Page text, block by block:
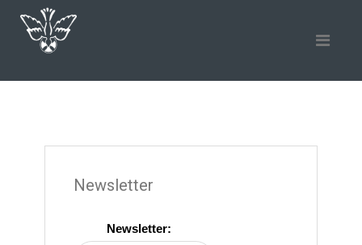
Newsletter
Newsletter: